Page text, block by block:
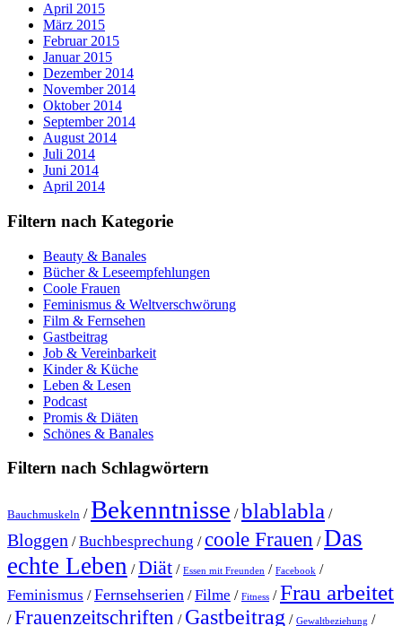
April 2015
März 2015
Februar 2015
Januar 2015
Dezember 2014
November 2014
Oktober 2014
September 2014
August 2014
Juli 2014
Juni 2014
April 2014
Filtern nach Kategorie
Beauty & Banales
Bücher & Leseempfehlungen
Coole Frauen
Feminismus & Weltverschwörung
Film & Fernsehen
Gastbeitrag
Job & Vereinbarkeit
Kinder & Küche
Leben & Lesen
Podcast
Promis & Diäten
Schönes & Banales
Filtern nach Schlagwörtern
Bauchmuskeln /Bekenntnisse /blablabla /
Bloggen /Buchbesprechung /coole Frauen /Das
echte Leben /Diät / Essen mit Freunden / Facebook /
Feminismus /Fernsehserien /Filme / Fitness /Frau arbeitet
/Frauenzeitschriften / Gastbeitrag / Gewaltbeziehung /